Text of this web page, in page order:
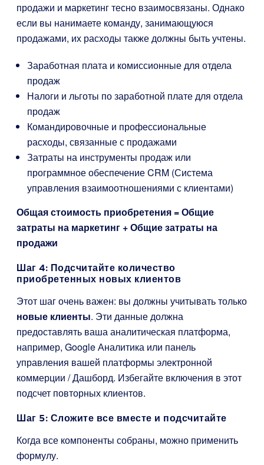
продажи и маркетинг тесно взаимосвязаны. Однако
если вы нанимаете команду, занимающуюся
продажами, их расходы также должны быть учтены.
Заработная плата и комиссионные для отдела
продаж
Налоги и льготы по заработной плате для отдела
продаж
Командировочные и профессиональные
расходы, связанные с продажами
Затраты на инструменты продаж или
программное обеспечение CRM (Система
управления взаимоотношениями с клиентами)
Общая стоимость приобретения = Общие
затраты на маркетинг + Общие затраты на
продажи
Шаг 4: Подсчитайте количество
приобретенных новых клиентов
Этот шаг очень важен: вы должны учитывать только
новые клиенты. Эти данные должна
предоставлять ваша аналитическая платформа,
например, Google Аналитика или панель
управления вашей платформы электронной
коммерции / Дашборд. Избегайте включения в этот
подсчет повторных клиентов.
Шаг 5: Сложите все вместе и подсчитайте
Когда все компоненты собраны, можно применить
формулу.